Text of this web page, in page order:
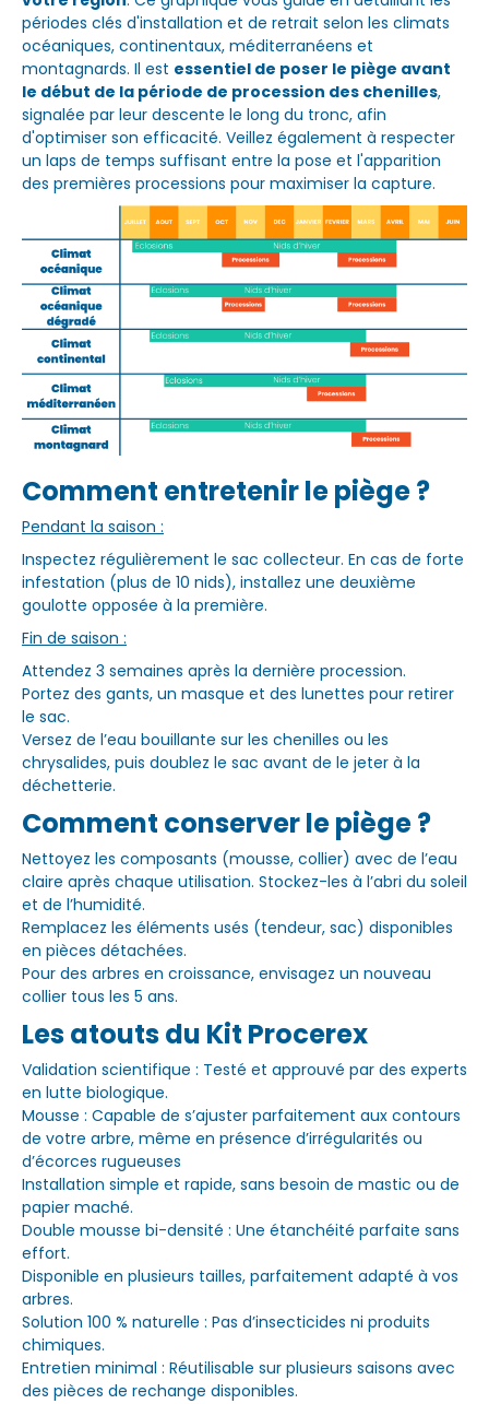
périodes clés d'installation et de retrait selon les climats
océaniques, continentaux, méditerranéens et
montagnards. Il est essentiel de poser le piège avant
le début de la période de procession des chenilles,
signalée par leur descente le long du tronc, afin
d'optimiser son efficacité. Veillez également à respecter
un laps de temps suffisant entre la pose et l'apparition
des premières processions pour maximiser la capture.
Comment entretenir le piège ?
Pendant la saison :
Inspectez régulièrement le sac collecteur. En cas de forte
infestation (plus de 10 nids), installez une deuxième
goulotte opposée à la première.
Fin de saison :
Attendez 3 semaines après la dernière procession.
Portez des gants, un masque et des lunettes pour retirer
le sac.
Versez de l’eau bouillante sur les chenilles ou les
chrysalides, puis doublez le sac avant de le jeter à la
déchetterie.
Comment conserver le piège ?
Nettoyez les composants (mousse, collier) avec de l’eau
claire après chaque utilisation. Stockez-les à l’abri du soleil
et de l’humidité.
Remplacez les éléments usés (tendeur, sac) disponibles
en pièces détachées.
Pour des arbres en croissance, envisagez un nouveau
collier tous les 5 ans.
Les atouts du Kit Procerex
Validation scientifique : Testé et approuvé par des experts
en lutte biologique.
Mousse : Capable de s’ajuster parfaitement aux contours
de votre arbre, même en présence d’irrégularités ou
d’écorces rugueuses
Installation simple et rapide, sans besoin de mastic ou de
papier maché.
Double mousse bi-densité : Une étanchéité parfaite sans
effort.
Disponible en plusieurs tailles, parfaitement adapté à vos
arbres.
Solution 100 % naturelle : Pas d’insecticides ni produits
chimiques.
Entretien minimal : Réutilisable sur plusieurs saisons avec
des pièces de rechange disponibles.